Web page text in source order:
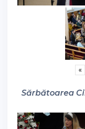
«
Sărbătoarea